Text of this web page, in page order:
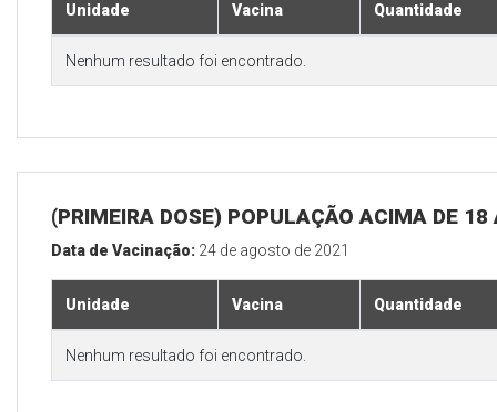
Unidade Vacina Quantidade
Nenhum resultado foi encontrado.
(PRIMEIRA DOSE) POPULAÇÃO ACIMA DE 18
Data de Vacinação: 24 de agosto de 2021
Unidade Vacina Quantidade
Nenhum resultado foi encontrado.